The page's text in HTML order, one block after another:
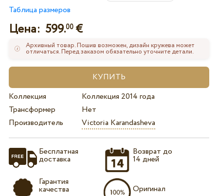
Таблица размеров
Цена: 599.00€
Архивный товар. Пошив возможен, дизайн кружева может
отличаться. Перед заказом обязательно уточните детали.
Коллекция
Коллекция 2014 года
Трансформер
Нет
Производитель
Victoria Karandasheva
Бесплатная
доставка
Гарантия
качества
Возврат до
14 дней
Оригинал